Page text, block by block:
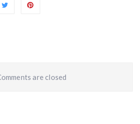
are closed